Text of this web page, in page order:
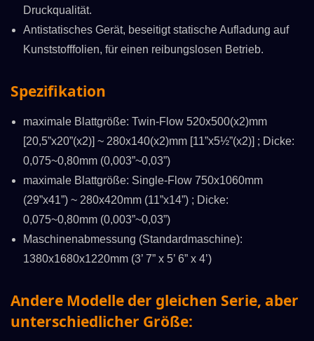
Druckqualität.
Antistatisches Gerät, beseitigt statische Aufladung auf
Kunststofffolien, für einen reibungslosen Betrieb.
Spezifikation
maximale Blattgröße: Twin-Flow 520x500(x2)mm
[20,5”x20”(x2)] ~ 280x140(x2)mm [11”x5½”(x2)] ; Dicke:
0,075~0,80mm (0,003”~0,03”)
maximale Blattgröße: Single-Flow 750x1060mm
(29”x41”) ~ 280x420mm (11”x14”) ; Dicke:
0,075~0,80mm (0,003”~0,03”)
Maschinenabmessung (Standardmaschine):
1380x1680x1220mm (3’ 7” x 5’ 6” x 4’)
Andere Modelle der gleichen Serie, aber
unterschiedlicher Größe: